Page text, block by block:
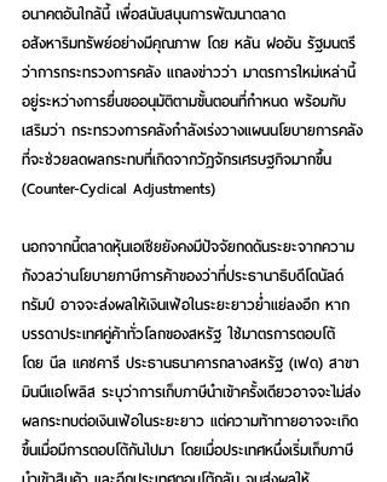
อนาคตอันใกล้นี้ เพื่อสนับสนุนการพัฒนาตลาด
อสังหาริมทรัพย์อย่างมีคุณภาพ โดย หลัน ฝออัน รัฐมนตรี
ว่าการกระทรวงการคลัง แถลงข่าวว่า มาตรการใหม่เหล่านี้
อยู่ระหว่างการยื่นขออนุมัติตามขั้นตอนที่กำหนด พร้อมกับ
เสริมว่า กระทรวงการคลังกำลังเร่งวางแผนนโยบายการคลัง
ที่จะช่วยลดผลกระทบที่เกิดจากวัฏจักรเศรษฐกิจมากขึ้น
(Counter-Cyclical Adjustments)
นอกจากนี้ตลาดหุ้นเอเชียยังคงมีปัจจัยกดดันระยะจากความ
กังวลว่านโยบายภาษีการค้าของว่าที่ประธานาธิบดีโดนัลด์
ทรัมป์ อาจจะส่งผลให้เงินเฟ้อในระยะยาวย่ำแย่ลงอีก หาก
บรรดาประเทศคู่ค้าทั่วโลกของสหรัฐ ใช้มาตรการตอบโต้
โดย นีล แคชคารี ประธานธนาคารกลางสหรัฐ (เฟด) สาขา
มินนีแอโพลิส ระบุว่าการเก็บภาษีนำเข้าครั้งเดียวอาจจะไม่ส่ง
ผลกระทบต่อเงินเฟ้อในระยะยาว แต่ความท้าทายอาจจะเกิด
ขึ้นเมื่อมีการตอบโต้กันไปมา โดยเมื่อประเทศหนึ่งเริ่มเก็บภาษี